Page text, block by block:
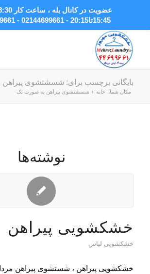
بایگانی برچسب برای: شسشتشوی
مکان شما: خانه / شسشتشوی پیراهن به صورت تک
نوشته‌ها
خشکشویی پیراهن
خشکشویی لباس
عضویت در کانال بله
15:45تا20:15 - 02144699661 - 09044699661